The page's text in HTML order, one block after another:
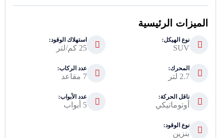
الميزات الرئيسية
نوع الهيكل:
SUV
استهلاك الوقود:
25 كم/لتر
المحرك:
2.7 لتر
عدد الركاب:
7 مقاعد
ناقل الحركة:
أوتوماتيكي
عدد الأبواب:
5 أبواب
نوع الوقود:
بنزين